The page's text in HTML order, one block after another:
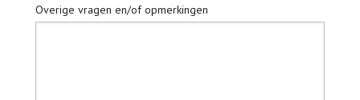
Overige vragen en/of opmerkingen